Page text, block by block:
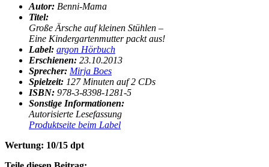
Autor: Benni-Mama
Titel:
Große Ärsche auf kleinen Stühlen –
Eine Kindergartenmutter packt aus!
Label: argon Hörbuch
Erschienen: 23.10.2013
Sprecher: Mirja Boes
Spielzeit: 127 Minuten auf 2 CDs
ISBN: 978-3-8398-1281-5
Sonstige Informationen:
Autorisierte Lesefassung
Produktseite beim Label
Wertung: 10/15 dpt